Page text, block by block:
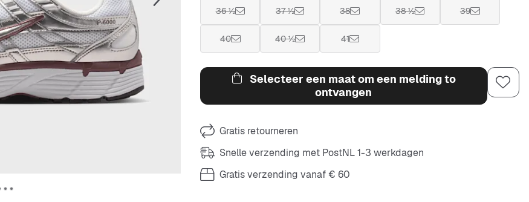
36 ½ 37 ½ 38 38 ½ 39
40 40 ½ 41
Selecteer een maat om een melding to
ontvangen
Gratis retourneren
Snelle verzending met PostNL 1-3 werkdagen
Gratis verzending vanaf € 60